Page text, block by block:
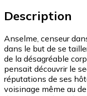
Description
Anselme, censeur
dans le but de se
de la désagréable
pensait découvrir le
réputations de ses
voisinage même au